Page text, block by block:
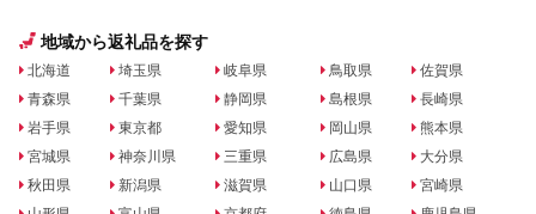
地域から返礼品を探す
北海道
青森県
岩手県
宮城県
秋田県
埼玉県
千葉県
東京都
神奈川県
新潟県
岐阜県
静岡県
愛知県
三重県
滋賀県
鳥取県
島根県
岡山県
広島県
山口県
佐賀県
長崎県
熊本県
大分県
宮崎県